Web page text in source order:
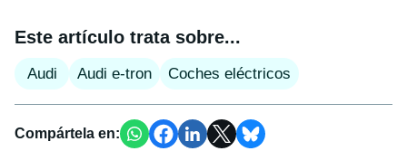
Este artículo trata sobre...
Audi Audi e-tron Coches eléctricos
Compártela en: